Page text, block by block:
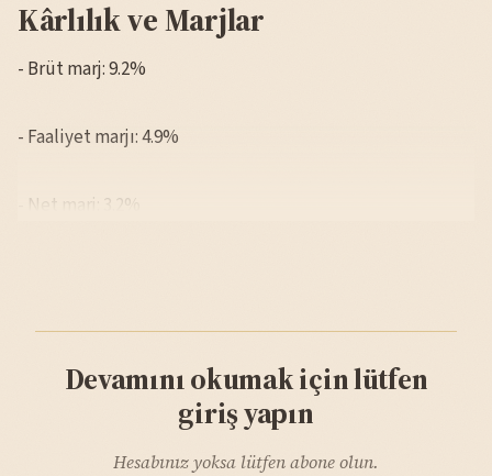
Kârlılık ve Marjlar
- Brüt marj: 9.2%
- Faaliyet marjı: 4.9%
- Net marj: 3.2%
Devamını okumak için lütfen
giriş yapın
Hesabınız yoksa lütfen abone olun.